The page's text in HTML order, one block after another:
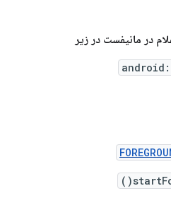
در مانیفست در زیر